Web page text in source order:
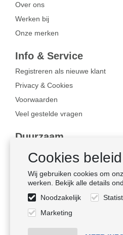
Cookies beleid
Wij gebruiken cookies om
werken. Bekijk alle details
Noodzakelijk
Marketing
Over ons
Werken bij
Onze merken
Info & Service
Registreren als nieuwe klant
Privacy & Cookies
Voorwaarden
Veel gestelde vragen
Duurzaam
Bewust ondernemen
Sociale naleving
Volg ons